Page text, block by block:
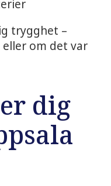
trygghet –
om det var
dig